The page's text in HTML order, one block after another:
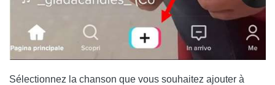
Sélectionnez la chanson que vous souhaitez ajouter à